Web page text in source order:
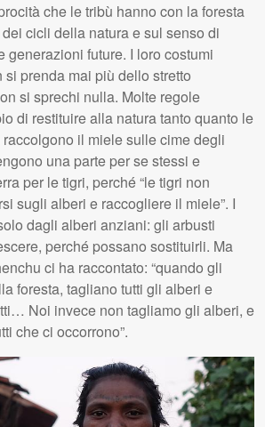
che le tribù hanno con la foresta
cicli della natura e sul senso di
generazioni future. I loro costumi
prenda mai più dello stretto
si sprechi nulla. Molte regole
di restituire alla natura tanto quanto le
il miele sulle cime degli
una parte per se stessi e
per le tigri, perché “le tigri non
sugli alberi e raccogliere il miele”. I
dagli alberi anziani: gli arbusti
perché possano sostituirli. Ma
ci ha raccontato: “quando gli
foresta, tagliano tutti gli alberi e
Noi invece non tagliamo gli alberi, e
che ci occorrono”.